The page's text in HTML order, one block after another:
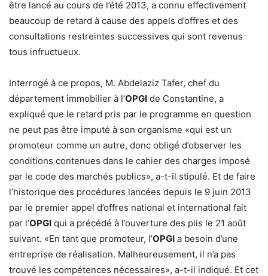
être lancé au cours de l’été 2013, a connu effectivement
beaucoup de retard à cause des appels d’offres et des
consultations restreintes successives qui sont revenus
tous infructueux.
Interrogé à ce propos, M. Abdelaziz Tafer, chef du
département immobilier à l’OPGI de Constantine, a
expliqué que le retard pris par le programme en question
ne peut pas être imputé à son organisme «qui est un
promoteur comme un autre, donc obligé d’observer les
conditions contenues dans le cahier des charges imposé
par le code des marchés publics», a-t-il stipulé. Et de faire
l’historique des procédures lancées depuis le 9 juin 2013
par le premier appel d’offres national et international fait
par l’OPGI qui a précédé à l’ouverture des plis le 21 août
suivant. «En tant que promoteur, l’OPGI a besoin d’une
entreprise de réalisation. Malheureusement, il n’a pas
trouvé les compétences nécessaires», a-t-il indiqué. Et cet